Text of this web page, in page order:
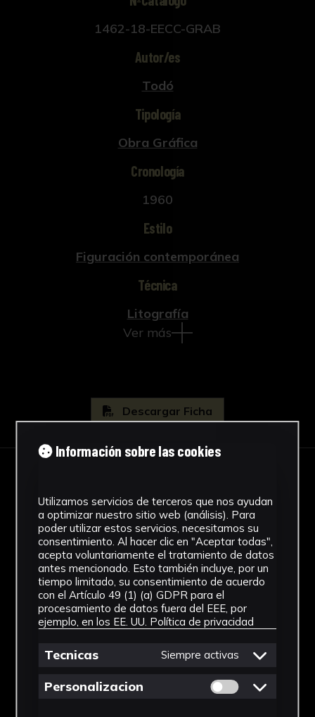
1462-18-EECC-GRAB
Autor/es
Todó
Tipología
Obra Gráfica
Cronología
1960
Estilo
Figuración contemporánea
Técnica
Litografía
Ver más
Descargar Ficha
Información sobre las cookies
Utilizamos servicios de terceros que nos ayudan
a optimizar nuestro sitio web (análisis). Para
poder utilizar estos servicios, necesitamos su
consentimiento. Al hacer clic en "Aceptar todas",
acepta voluntariamente el tratamiento de datos
antes mencionado. Esto también incluye, por un
tiempo limitado, su consentimiento de acuerdo
con el Artículo 49 (1) (a) GDPR para el
procesamiento de datos fuera del EEE, por
ejemplo, en los EE. UU. Política de privacidad
Tecnicas Siempre activas
Personalizacion Permitir cookies